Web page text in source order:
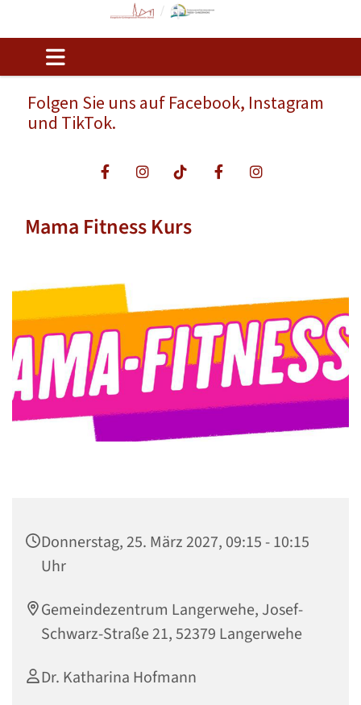
Folgen Sie uns auf Facebook, Instagram
und TikTok.
Mama Fitness Kurs
Donnerstag, 25. März 2027, 09:15 - 10:15
Uhr
Gemeindezentrum Langerwehe, Josef-
Schwarz-Straße 21, 52379 Langerwehe
Dr. Katharina Hofmann